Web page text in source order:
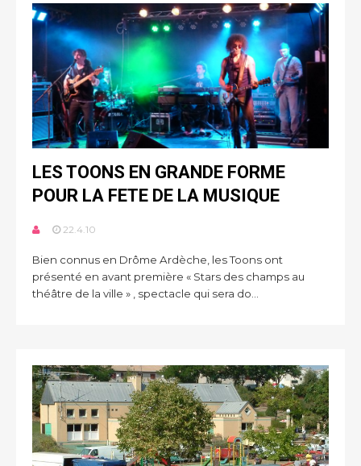
LES TOONS EN GRANDE FORME
POUR LA FETE DE LA MUSIQUE
22.4.10
Bien connus en Drôme Ardèche, les Toons ont
présenté en avant première « Stars des champs au
théâtre de la ville » , spectacle qui sera do...